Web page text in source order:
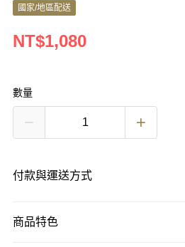
國家/地區配送
NT$1,080
數量
付款與運送方式
付款方式
商品特色